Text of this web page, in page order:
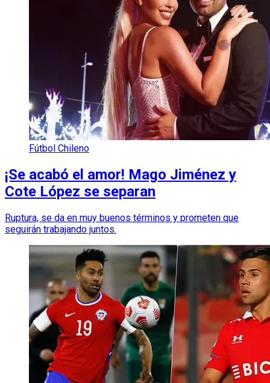
Fútbol Chileno
¡Se acabó el amor! Mago Jiménez y
Cote López se separan
Ruptura, se da en muy buenos términos y prometen que
seguirán trabajando juntos.